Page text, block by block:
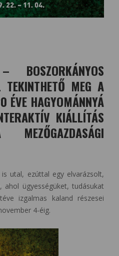
TEKINTHETŐ MEG A
HAGYOMÁNNYÁ
KIÁLLÍTÁS
utal, ezúttal egy elvarázsolt,
ügyességüket, tudásukat
izgalmas kaland részesei
4-éig.